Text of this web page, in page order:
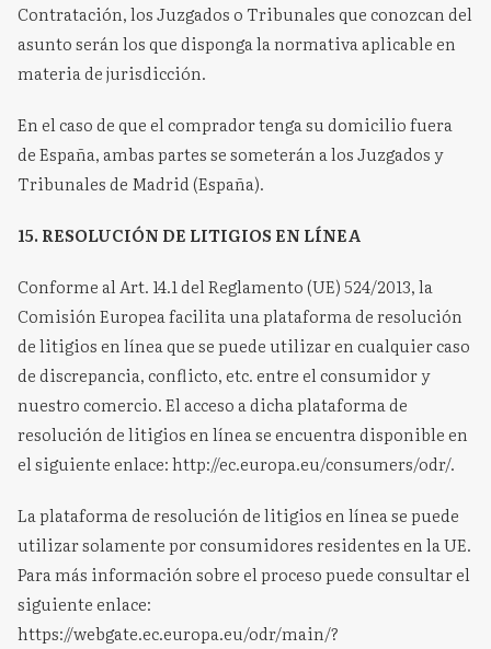
Contratación, los Juzgados o Tribunales que conozcan del
asunto serán los que disponga la normativa aplicable en
materia de jurisdicción.
En el caso de que el comprador tenga su domicilio fuera
de España, ambas partes se someterán a los Juzgados y
Tribunales de Madrid (España).
15. RESOLUCIÓN DE LITIGIOS EN LÍNEA
Conforme al Art. 14.1 del Reglamento (UE) 524/2013, la
Comisión Europea facilita una plataforma de resolución
de litigios en línea que se puede utilizar en cualquier caso
de discrepancia, conflicto, etc. entre el consumidor y
nuestro comercio. El acceso a dicha plataforma de
resolución de litigios en línea se encuentra disponible en
el siguiente enlace: http://ec.europa.eu/consumers/odr/.
La plataforma de resolución de litigios en línea se puede
utilizar solamente por consumidores residentes en la UE.
Para más información sobre el proceso puede consultar el
siguiente enlace:
https://webgate.ec.europa.eu/odr/main/?